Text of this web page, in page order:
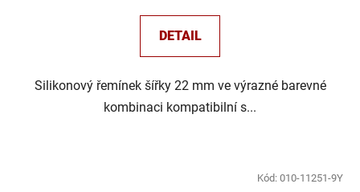
DETAIL
Silikonový řemínek šířky 22 mm ve výrazné barevné
kombinaci kompatibilní s...
Kód: 010-11251-9Y